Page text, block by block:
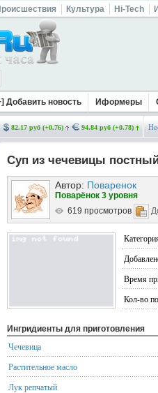
Культура Hi-Tech
Добавить новость Иформеры
82.17 руб (+0.76) 94.84 руб (+0.78)
Суп из чечевицы
Автор: Поваренок
Поварёнок 3 уровня
619 просмотров
Время
Кол-во
Ингридиенты для приготовления
Чечевица
Растительное масло
Лук репчатый